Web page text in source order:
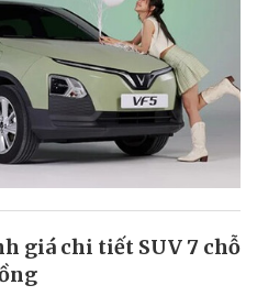
giá chi tiết SUV 7 chỗ